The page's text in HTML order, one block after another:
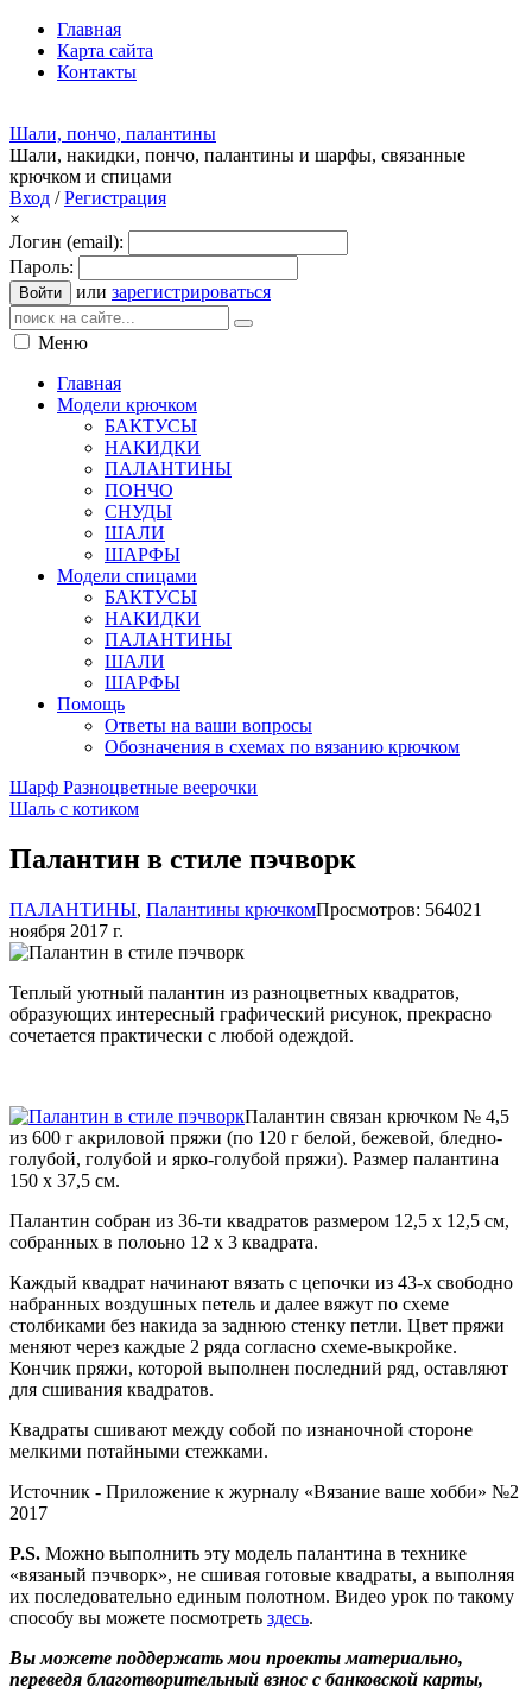
Главная
Карта сайта
Контакты
Шали, пончо, палантины
Шали, накидки, пончо, палантины и шарфы, связанные
крючком и спицами
Вход /Регистрация
×
Логин (email):
Пароль:
Войти или зарегистрироваться
Меню
Главная
Модели крючком
БАКТУСЫ
НАКИДКИ
ПАЛАНТИНЫ
ПОНЧО
СНУДЫ
ШАЛИ
ШАРФЫ
Модели спицами
БАКТУСЫ
НАКИДКИ
ПАЛАНТИНЫ
ШАЛИ
ШАРФЫ
Помощь
Ответы на ваши вопросы
Обозначения в схемах по вязанию крючком
Шарф Разноцветные веерочки
Шаль с котиком
Палантин в стиле пэчворк
ПАЛАНТИНЫ, Палантины крючкомПросмотров: 564021
ноября 2017 г.
Теплый уютный палантин из разноцветных квадратов,
образующих интересный графический рисунок, прекрасно
сочетается практически с любой одеждой.
Палантин связан крючком № 4,5
из 600 г акриловой пряжи (по 120 г белой, бежевой, бледно-
голубой, голубой и ярко-голубой пряжи). Размер палантина
150 х 37,5 см.
Палантин собран из 36-ти квадратов размером 12,5 х 12,5 см,
собранных в полоьно 12 х 3 квадрата.
Каждый квадрат начинают вязать с цепочки из 43-х свободно
набранных воздушных петель и далее вяжут по схеме
столбиками без накида за заднюю стенку петли. Цвет пряжи
меняют через каждые 2 ряда согласно схеме-выкройке.
Кончик пряжи, которой выполнен последний ряд, оставляют
для сшивания квадратов.
Квадраты сшивают между собой по изнаночной стороне
мелкими потайными стежками.
Источник - Приложение к журналу «Вязание ваше хобби» №2
2017
P.S. Можно выполнить эту модель палантина в технике
«вязаный пэчворк», не сшивая готовые квадраты, а выполняя
их последовательно единым полотном. Видео урок по такому
способу вы можете посмотреть здесь.
Вы можете поддержать мои проекты материально,
переведя благотворительный взнос с банковской карты,